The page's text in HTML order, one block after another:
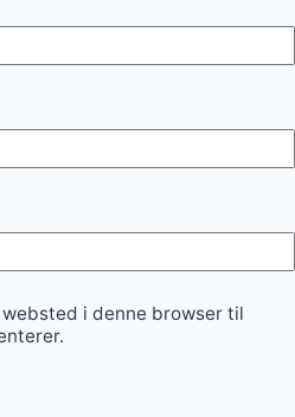
websted i denne browser til